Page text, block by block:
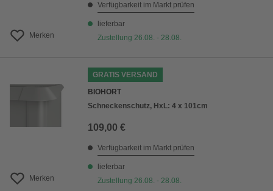
Merken
Verfügbarkeit im Markt prüfen
lieferbar
Zustellung 26.08. - 28.08.
Merken
GRATIS VERSAND
BIOHORT
Schneckenschutz, HxL: 4 x 101cm
109,00 €
Verfügbarkeit im Markt prüfen
lieferbar
Zustellung 26.08. - 28.08.